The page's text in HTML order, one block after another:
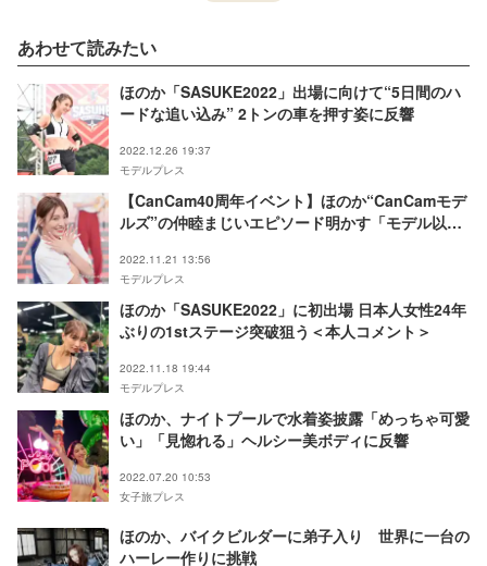
あわせて読みたい
ほのか「SASUKE2022」出場に向けて“5日間のハ
ードな追い込み” 2トンの車を押す姿に反響
2022.12.26 19:37
モデルプレス
【CanCam40周年イベント】ほのか“CanCamモデ
ルズ”の仲睦まじいエピソード明かす「モデル以外
2022.11.21 13:56
モデルプレス
ほのか「SASUKE2022」に初出場 日本人女性24年
ぶりの1stステージ突破狙う＜本人コメント＞
2022.11.18 19:44
モデルプレス
ほのか、ナイトプールで水着姿披露「めっちゃ可愛
い」「見惚れる」ヘルシー美ボディに反響
2022.07.20 10:53
女子旅プレス
ほのか、バイクビルダーに弟子入り 世界に一台の
ハーレー作りに挑戦